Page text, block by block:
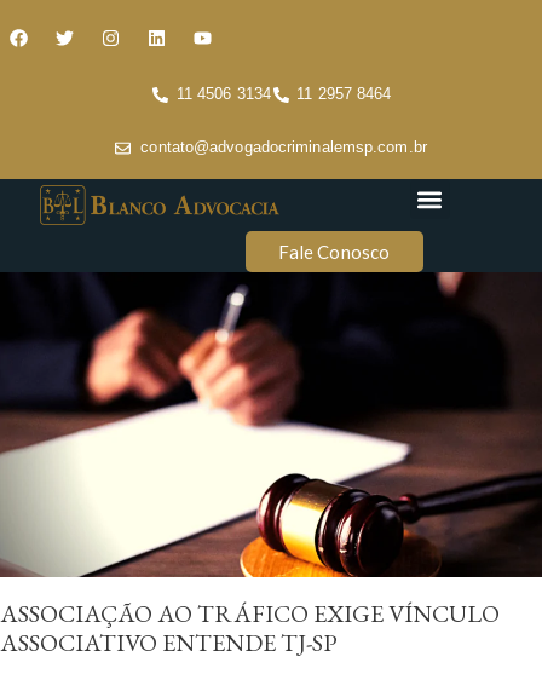
11 4506 3134 11 2957 8464
contato@advogadocriminalemsp.com.br
Fale Conosco
ASSOCIAÇÃO AO TRÁFICO EXIGE VÍNCULO
ASSOCIATIVO ENTENDE TJ-SP